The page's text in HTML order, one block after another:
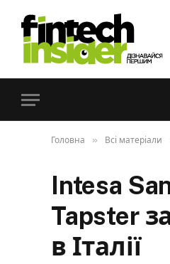
Головна » Всі матеріали
Intesa
Tapster
в Італії